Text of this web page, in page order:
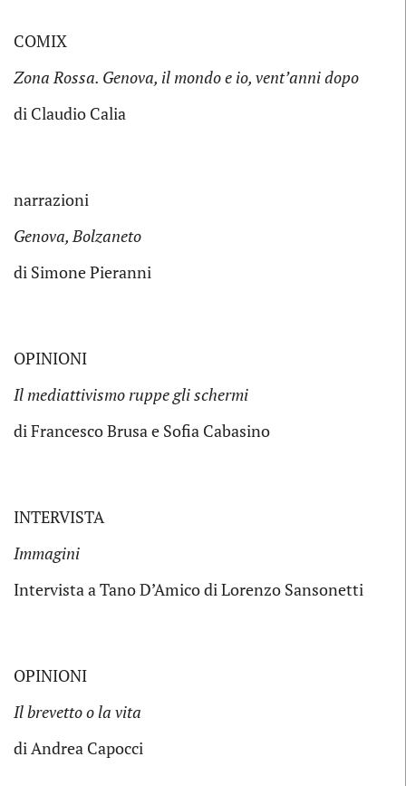
COMIX
Zona Rossa. Genova, il mondo e io, vent’anni dopo
di Claudio Calia
narrazioni
Genova, Bolzaneto
di Simone Pieranni
OPINIONI
Il mediattivismo ruppe gli schermi
di Francesco Brusa e Sofia Cabasino
INTERVISTA
Immagini
Intervista a Tano D’Amico di Lorenzo Sansonetti
OPINIONI
Il brevetto o la vita
di Andrea Capocci